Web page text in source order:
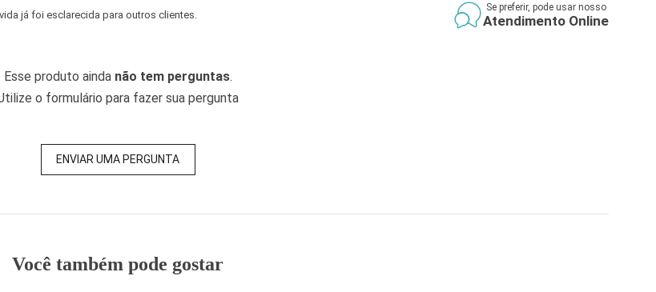
já foi esclarecida para outros clientes.
Se preferir, pode usar nosso
Atendimento Online
Esse produto ainda não tem perguntas.
o formulário para fazer sua pergunta
ENVIAR UMA PERGUNTA
Você também pode gostar